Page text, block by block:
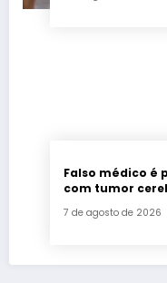
Falso médico é
com tumor
7 de agosto de 2026